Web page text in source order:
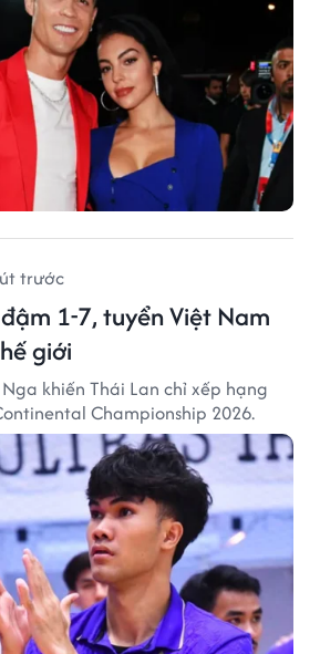
trước
1-7, tuyển Việt Nam
giới
khiến Thái Lan chỉ xếp hạng
Championship 2026.